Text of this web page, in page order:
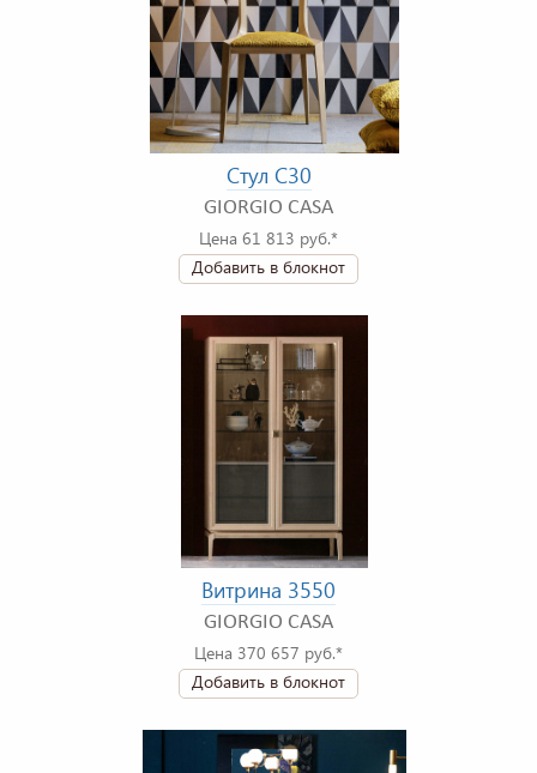
Стул C30
GIORGIO CASA
Цена 61 813 руб.*
Добавить в блокнот
Витрина 3550
GIORGIO CASA
Цена 370 657 руб.*
Добавить в блокнот